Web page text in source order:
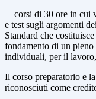
– corsi di 30 ore in cui
e test sugli argomenti
Standard che
fondamento di un
individuali, per il
Il corso preparatorio e
riconosciuti come